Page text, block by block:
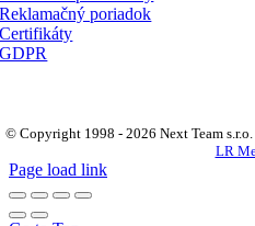
Reklamačný poriadok
Certifikáty
GDPR
© Copyright 1998 - 2026 Next Team
LR
Page load link